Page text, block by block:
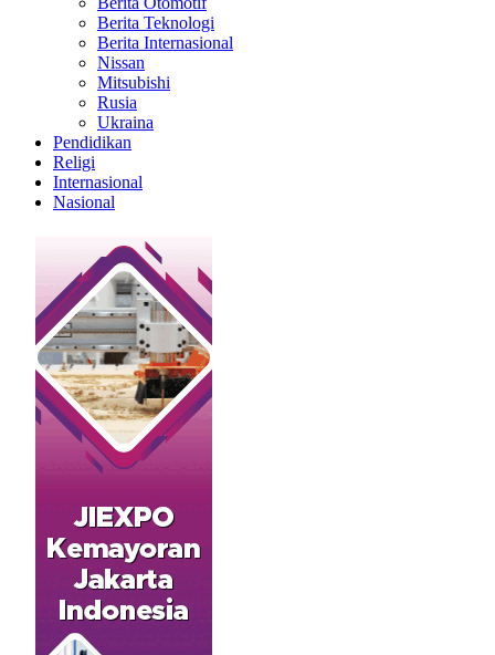
Berita Teknologi
Berita Internasional
Nissan
Mitsubishi
Rusia
Ukraina
Pendidikan
Religi
Internasional
Nasional